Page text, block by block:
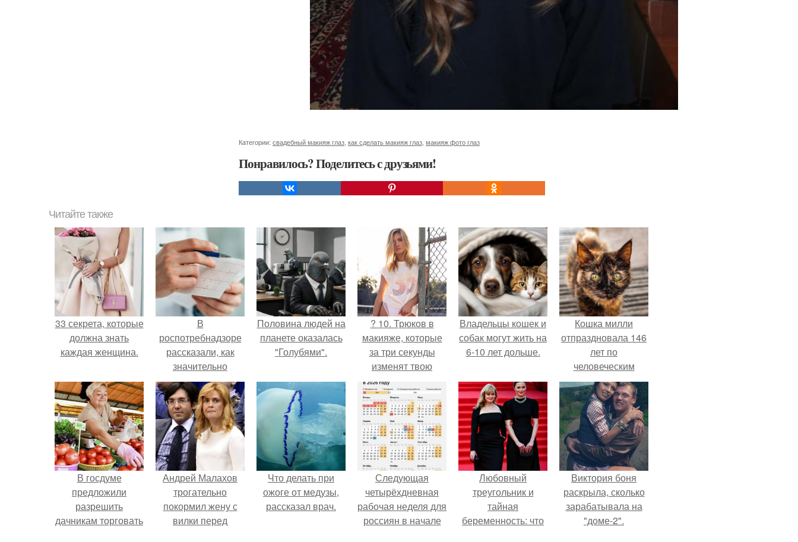
Категории: свадебный макияж глаз как сделать макияж глаз макияж фото глаз
Понравилось? Поделитесь с друзьями!
Читайте также
33 секрета, которые
должна знать
каждая женщина.
В
роспотребнадзоре
рассказали, как
значительно
снизить риск
инфаркта.
Половина людей на
планете оказалась
"Голубями".
? 10. Трюков в
макияже, которые
за три секунды
изменят твою
жизнь?
Владельцы кошек и
собак могут жить на
6-10 лет дольше.
Кошка милли
отпраздновала 146
лет по
человеческим
Меркам и
претендует на
звание самой
старой в мире.
В госдуме
предложили
разрешить
дачникам торговать
Андрей Малахов
трогательно
покормил жену с
вилки перед
Что делать при
ожоге от медузы,
рассказал врач.
Следующая
четырёхдневная
рабочая неделя для
россиян в начале
Любовный
треугольник и
тайная
беременность: что
Виктория боня
раскрыла, сколько
зарабатывала на
"доме-2".